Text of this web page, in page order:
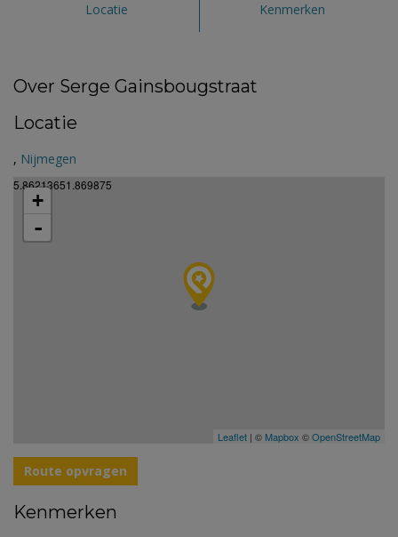
Locatie Kenmerken
Over Serge Gainsbougstraat
Locatie
, Nijmegen
5.86213651.869875
+
-
Leaflet | © Mapbox ©OpenStreetMap
Route opvragen
Kenmerken